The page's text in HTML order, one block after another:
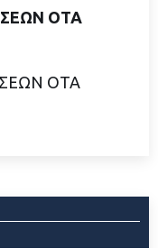
ΟΤΑ
ΟΤΑ